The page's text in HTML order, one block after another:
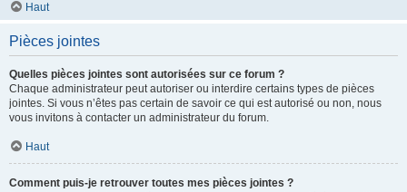
Haut
Pièces jointes
Quelles pièces jointes sont autorisées sur ce forum ?
Chaque administrateur peut autoriser ou interdire certains types de pièces
jointes. Si vous n’êtes pas certain de savoir ce qui est autorisé ou non, nous
vous invitons à contacter un administrateur du forum.
Haut
Comment puis-je retrouver toutes mes pièces jointes ?